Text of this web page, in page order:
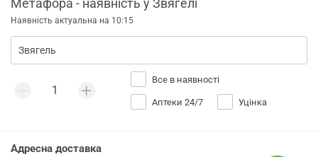
Метафора - наявність у Звягелі
Наявність актуальна на 10:15
Все в наявності
Аптеки 24/7 Уцінка
Адресна доставка